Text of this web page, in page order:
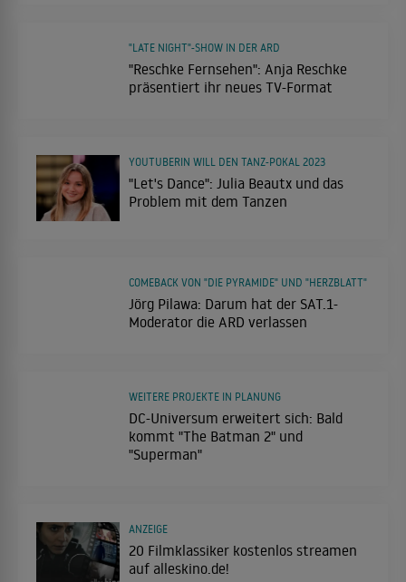
"Reschke Fernsehen": Anja Reschke
präsentiert ihr neues TV-Format
"LATE NIGHT"-SHOW IN DER ARD
"Let's Dance": Julia Beautx und das
Problem mit dem Tanzen
YOUTUBERIN WILL DEN TANZ-POKAL 2023
Jörg Pilawa: Darum hat der SAT.1-
Moderator die ARD verlassen
COMEBACK VON "DIE PYRAMIDE" UND "HERZBLATT"
DC-Universum erweitert sich: Bald
kommt "The Batman 2" und
"Superman"
WEITERE PROJEKTE IN PLANUNG
20 Filmklassiker kostenlos streamen
auf alleskino.de!
ANZEIGE